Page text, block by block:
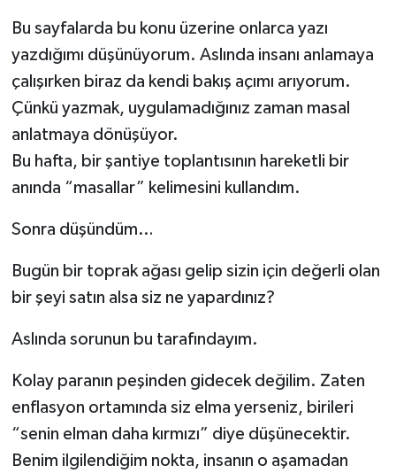
Bu sayfalarda bu konu üzerine onlarca yazı
yazdığımı düşünüyorum. Aslında insanı anlamaya
çalışırken biraz da kendi bakış açımı arıyorum.
Çünkü yazmak, uygulamadığınız zaman masal
anlatmaya dönüşüyor.
Bu hafta, bir şantiye toplantısının hareketli bir
anında “masallar” kelimesini kullandım.
Sonra düşündüm…
Bugün bir toprak ağası gelip sizin için değerli olan
bir şeyi satın alsa siz ne yapardınız?
Aslında sorunun bu tarafındayım.
Kolay paranın peşinden gidecek değilim. Zaten
enflasyon ortamında siz elma yerseniz, birileri
“senin elman daha kırmızı” diye düşünecektir.
Benim ilgilendiğim nokta, insanın o aşamadan